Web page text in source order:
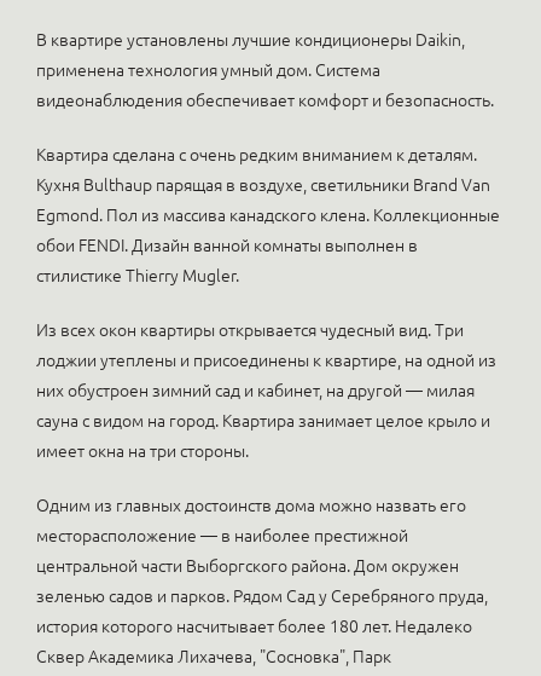
В квартире установлены лучшие кондиционеры Daikin,
применена технология умный дом. Система
видеонаблюдения обеспечивает комфорт и безопасность.
Квартира сделана с очень редким вниманием к деталям.
Кухня Bulthaup парящая в воздухе, светильники Brand Van
Egmond. Пол из массива канадского клена. Коллекционные
обои FENDI. Дизайн ванной комнаты выполнен в
стилистике Thierry Mugler.
Из всех окон квартиры открывается чудесный вид. Три
лоджии утеплены и присоединены к квартире, на одной из
них обустроен зимний сад и кабинет, на другой — милая
сауна с видом на город. Квартира занимает целое крыло и
имеет окна на три стороны.
Одним из главных достоинств дома можно назвать его
месторасположение — в наиболее престижной
центральной части Выборгского района. Дом окружен
зеленью садов и парков. Рядом Сад у Серебряного пруда,
история которого насчитывает более 180 лет. Недалеко
Сквер Академика Лихачева, "Сосновка", Парк